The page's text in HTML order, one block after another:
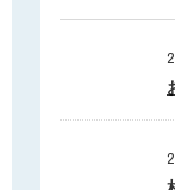
熊本オフィス
筑紫野オフィ
SUBARU